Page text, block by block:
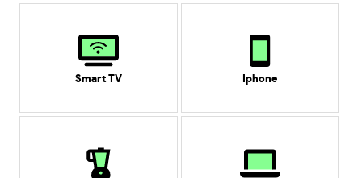
Smart TV Iphone